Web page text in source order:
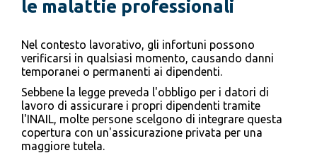
le malattie professionali
Nel contesto lavorativo, gli infortuni possono
verificarsi in qualsiasi momento, causando danni
temporanei o permanenti ai dipendenti.
Sebbene la legge preveda l'obbligo per i datori di
lavoro di assicurare i propri dipendenti tramite
l'INAIL, molte persone scelgono di integrare questa
copertura con un'assicurazione privata per una
maggiore tutela.